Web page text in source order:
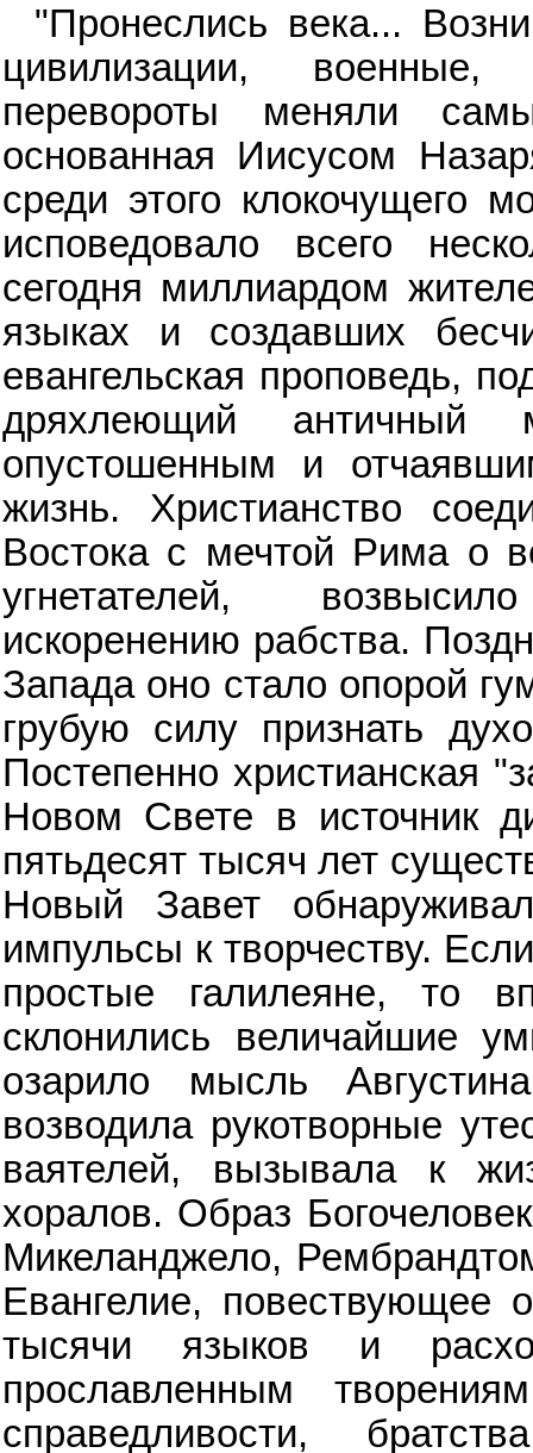
"Пронеслись века...
цивилизации,
перевороты меняли
основанная Иисусом
среди этого клокочущего
исповедовало всего
сегодня миллиардом
языках и создавших
евангельская проповедь,
дряхлеющий
опустошенным и
жизнь. Христианство
Востока с мечтой Рима о
угнетателей,
искоренению рабства.
Запада оно стало опорой
грубую силу признать
Постепенно христианская
Новом Свете в источник
пятьдесят тысяч лет
Новый Завет
импульсы к творчеству.
простые галилеяне, то
склонились величайшие
озарило мысль
возводила рукотворные
ваятелей, вызывала к
хоралов. Образ
Микеланджело,
Евангелие, повествующее
тысячи языков и
прославленным
справедливости,